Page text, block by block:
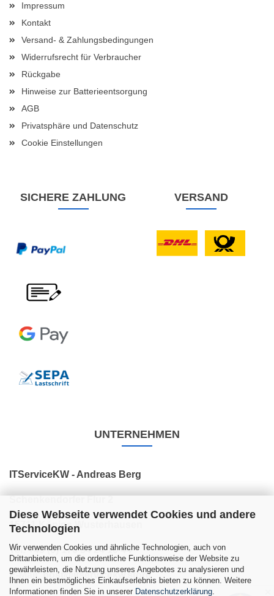
Diese Webseite verwendet Cookies und andere
Technologien
Wir verwenden Cookies und ähnliche Technologien, auch von
Drittanbietern, um die ordentliche Funktionsweise der Website zu
gewährleisten, die Nutzung unseres Angebotes zu analysieren und
Ihnen ein bestmögliches Einkaufserlebnis bieten zu können. Weitere
Informationen finden Sie in unserer Datenschutzerklärung
Impressum
Kontakt
Versand- & Zahlungsbedingungen
Widerrufsrecht für Verbraucher
Rückgabe
Hinweise zur Batterieentsorgung
AGB
Privatsphäre und Datenschutz
Cookie Einstellungen
SICHERE ZAHLUNG VERSAND
UNTERNEHMEN
ITServiceKW - Andreas Berg
15711 Königs Wusterhausen
Tel: +49 (0) 176 34 24 10 44
E-Mail: post@itservicekw.store